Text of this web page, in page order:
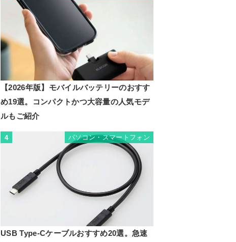
【2026年版】モバイルバッテリーのおすす
め19選。コンパクトかつ大容量の人気モデ
ルもご紹介
4 パソコン・スマートフォン
USB Type-Cケーブルおすすめ20選。急速